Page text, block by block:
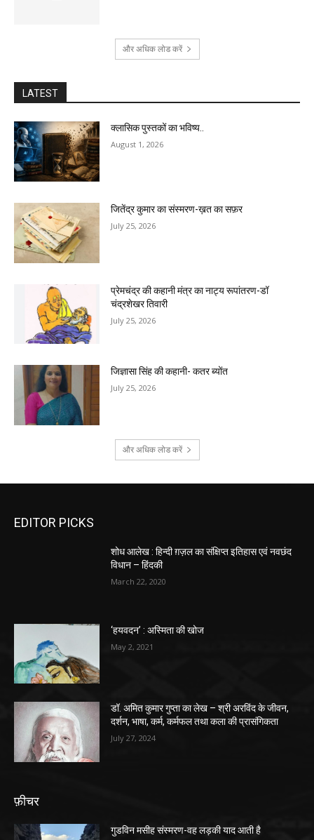
और अधिक लोड करें
LATEST
क्लासिक पुस्तकों का भविष्य..
August 1, 2026
जितेंद्र कुमार का संस्मरण-ख़त का सफ़र
July 25, 2026
प्रेमचंद्र की कहानी मंत्र का नाट्य रूपांतरण-डॉ
चंद्रशेखर तिवारी
July 25, 2026
जिज्ञासा सिंह की कहानी- कतर ब्योंत
July 25, 2026
और अधिक लोड करें
EDITOR PICKS
शोध आलेख : हिन्दी ग़ज़ल का संक्षिप्त इतिहास एवं नवछंद
विधान – हिंदकी
March 22, 2020
‘हयवदन’ : अस्मिता की खोज
May 2, 2021
डॉ. अमित कुमार गुप्ता का लेख – श्री अरविंद के जीवन,
दर्शन, भाषा, कर्म, कर्मफल तथा कला की प्रासंगिकता
July 27, 2024
फ़ीचर
गुडविन मसीह संस्मरण-वह लड़की याद आती है